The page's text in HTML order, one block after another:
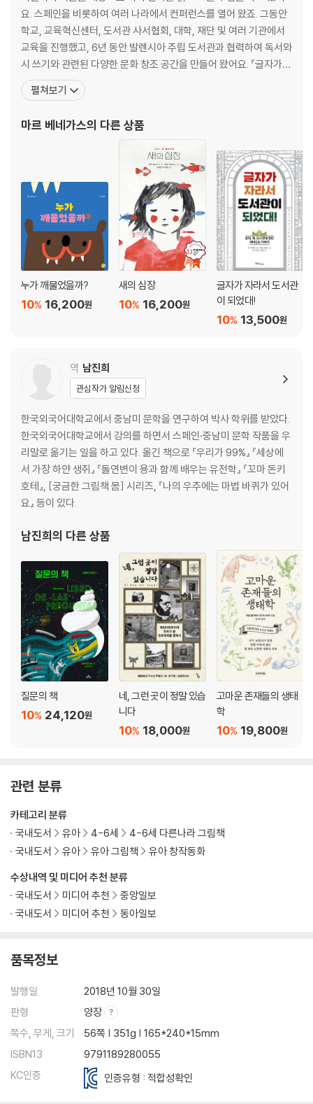
요. 스페인을 비롯하여 여러 나라에서 컨퍼런스를 열어 왔죠. 그동안
학교, 교육혁신센터, 도서관 사서협회, 대학, 재단 및 여러 기관에서
교육을 진행했고, 6년 동안 발렌시아 주립 도서관과 협력하여 독서와
시 쓰기와 관련된 다양한 문화 창조 공간을 만들어 왔어요. 『글자가
자라서 도서관이 되었대!』는 중국, 브라질, 한국, 이탈리아, 프랑스에
서 번역 출판되었습니다. 스페인의 초등과학 교사이자 아동서 저술
을 거두었다. 동화작가이자 시인이
펼쳐보기
마르 베네가스의 다른 상품
누가 깨물었을까?
16,200원
10%
새의 심장
16,200원
10%
글자가 자라서 도서관
이 되었대!
13,500원
10%
역 남진희
관심작가 알림신청
한국외국어대학교에서 중남미 문학을 연구하여 박사 학위를 받았다.
한국외국어대학교에서 강의를 하면서 스페인·중남미 문학 작품을 우
리말로 옮기는 일을 하고 있다. 옮긴 책으로 『우리가 99%』 『세상에
서 가장 하얀 생쥐』 『돌연변이 용과 함께 배우는 유전학』 『꼬마 돈키
호테』, [궁금한 그림책 몸] 시리즈, 『나의 우주에는 마법 바퀴가 있어
요』 등이 있다.
남진희의 다른 상품
질문의 책
24,120원
10%
네, 그런 곳이 정말 있습
니다
18,000원
10%
고마운 존재들의 생태
학
19,800원
10%
관련 분류
수상내역 및 미디어 추천 분류
국내도서
미디어 추천
중앙일보
국내도서
미디어 추천 동아일보
카테고리 분류
국내도서
유아 4-6세
4-6세 다른나라 그림책
국내도서
유아 유아 그림책 유아 창작동화
품목정보
발행일
2018년 10월 30일
판형
양장
쪽수, 무게, 크기
56쪽 | 351g | 165*240*15mm
ISBN13
9791189280055
KC인증
인증유형 : 적합성확인